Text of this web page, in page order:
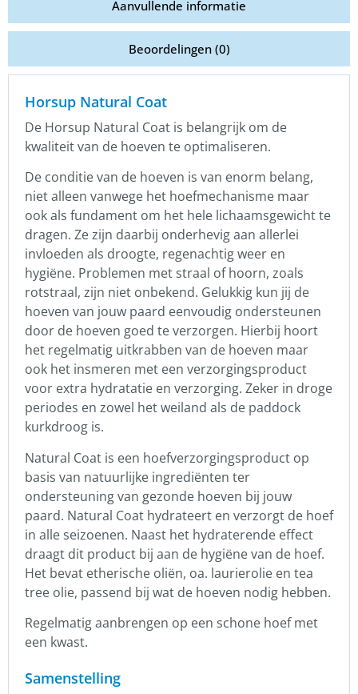
Aanvullende informatie
Beoordelingen (0)
Horsup Natural Coat
De Horsup Natural Coat is belangrijk om de
kwaliteit van de hoeven te optimaliseren.
De conditie van de hoeven is van enorm belang,
niet alleen vanwege het hoefmechanisme maar
ook als fundament om het hele lichaamsgewicht te
dragen. Ze zijn daarbij onderhevig aan allerlei
invloeden als droogte, regenachtig weer en
hygiëne. Problemen met straal of hoorn, zoals
rotstraal, zijn niet onbekend. Gelukkig kun jij de
hoeven van jouw paard eenvoudig ondersteunen
door de hoeven goed te verzorgen. Hierbij hoort
het regelmatig uitkrabben van de hoeven maar
ook het insmeren met een verzorgingsproduct
voor extra hydratatie en verzorging. Zeker in droge
periodes en zowel het weiland als de paddock
kurkdroog is.
Natural Coat is een hoefverzorgingsproduct op
basis van natuurlijke ingrediënten ter
ondersteuning van gezonde hoeven bij jouw
paard. Natural Coat hydrateert en verzorgt de hoef
in alle seizoenen. Naast het hydraterende effect
draagt dit product bij aan de hygiëne van de hoef.
Het bevat etherische oliën, oa. laurierolie en tea
tree olie, passend bij wat de hoeven nodig hebben.
Regelmatig aanbrengen op een schone hoef met
een kwast.
Samenstelling